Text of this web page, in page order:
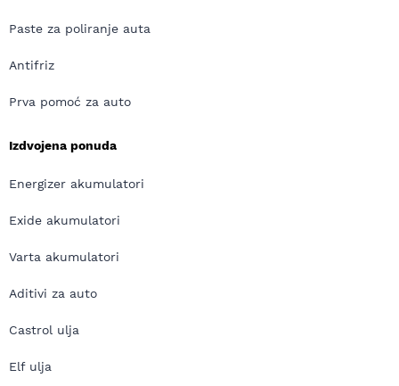
Paste za poliranje auta
Antifriz
Prva pomoć za auto
Izdvojena ponuda
Energizer akumulatori
Exide akumulatori
Varta akumulatori
Aditivi za auto
Castrol ulja
Elf ulja